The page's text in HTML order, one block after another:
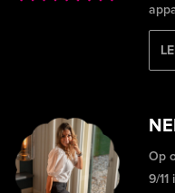
Op
9/